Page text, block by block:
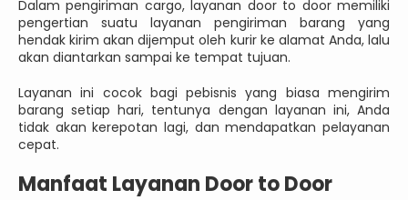
Dalam pengiriman cargo, layanan door to door memiliki
pengertian suatu layanan pengiriman barang yang
hendak kirim akan dijemput oleh kurir ke alamat Anda, lalu
akan diantarkan sampai ke tempat tujuan.
Layanan ini cocok bagi pebisnis yang biasa mengirim
barang setiap hari, tentunya dengan layanan ini, Anda
tidak akan kerepotan lagi, dan mendapatkan pelayanan
cepat.
Manfaat Layanan Door to Door